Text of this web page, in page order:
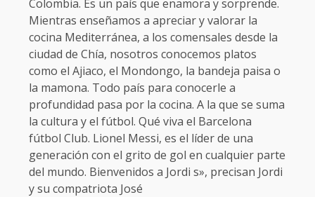
Colombia. Es un país que enamora y sorprende.
Mientras enseñamos a apreciar y valorar la
cocina Mediterránea, a los comensales desde la
ciudad de Chía, nosotros conocemos platos
como el Ajiaco, el Mondongo, la bandeja paisa o
la mamona. Todo país para conocerle a
profundidad pasa por la cocina. A la que se suma
la cultura y el fútbol. Qué viva el Barcelona
fútbol Club. Lionel Messi, es el líder de una
generación con el grito de gol en cualquier parte
del mundo. Bienvenidos a Jordi s», precisan Jordi
y su compatriota José